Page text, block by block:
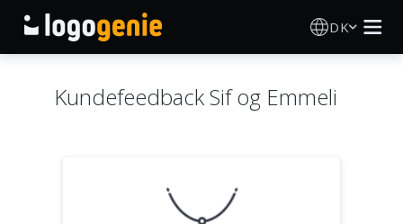
DK
Kundefeedback Sif og Emmeli